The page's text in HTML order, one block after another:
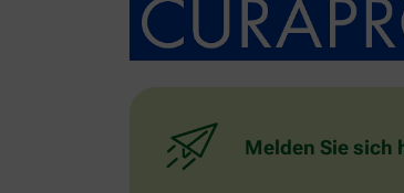
Melden Sie sich